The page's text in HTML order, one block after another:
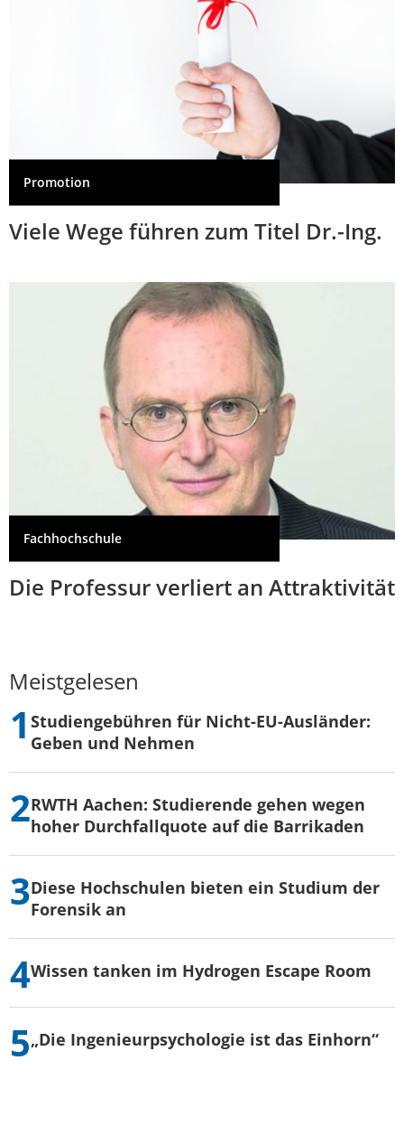
Promotion
Viele Wege führen zum Titel Dr.-Ing.
Fachhochschule
Die Professur verliert an Attraktivität
Meistgelesen
Studiengebühren für Nicht-EU-Ausländer:
Geben und Nehmen
RWTH Aachen: Studierende gehen wegen
hoher Durchfallquote auf die Barrikaden
Diese Hochschulen bieten ein Studium der
Forensik an
Wissen tanken im Hydrogen Escape Room
„Die Ingenieurpsychologie ist das Einhorn“